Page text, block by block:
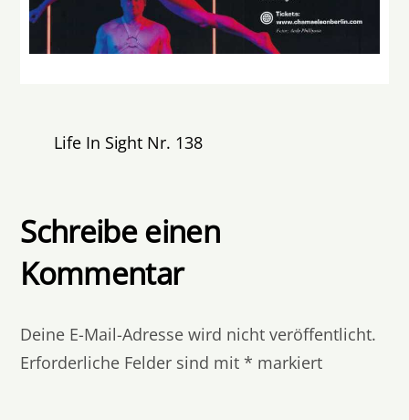
Life In Sight Nr. 138
Schreibe einen
Kommentar
Deine E-Mail-Adresse wird nicht veröffentlicht.
Erforderliche Felder sind mit* markiert